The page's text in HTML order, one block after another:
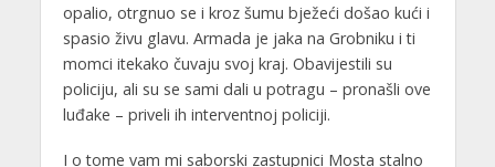
opalio, otrgnuo se i kroz šumu bježeći došao kući i
spasio živu glavu. Armada je jaka na Grobniku i ti
momci itekako čuvaju svoj kraj. Obavijestili su
policiju, ali su se sami dali u potragu – pronašli ove
luđake – priveli ih interventnoj policiji.
I o tome vam mi saborski zastupnici Mosta stalno